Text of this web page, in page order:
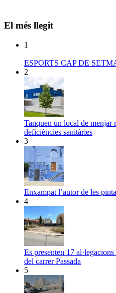
El més llegit
1
ESPORTS CAP DE
2
Tanquen un local de menjar
deficiències sanitàries
3
Enxampat l’autor de les
4
Es presenten 17
del carrer Passada
5